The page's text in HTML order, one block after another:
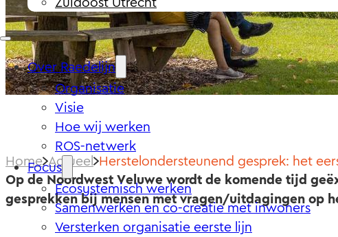
Over Raedelijn
Organisatie
Visie
Hoe wij werken
ROS-netwerk
Focus
Ecosystemisch werken
Samenwerken en co-creatie met inwoners
Versterken organisatie eerste lijn
Home Actueel Herstelondersteunend gesprek: het
Op de Noordwest Veluwe wordt de komende tijd
gesprekken bij mensen met vragen/uitdagingen op